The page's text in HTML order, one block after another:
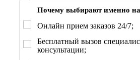
Почему выбирают именно
Онлайн прием заказов 24/7;
Бесплатный вызов
консультации;